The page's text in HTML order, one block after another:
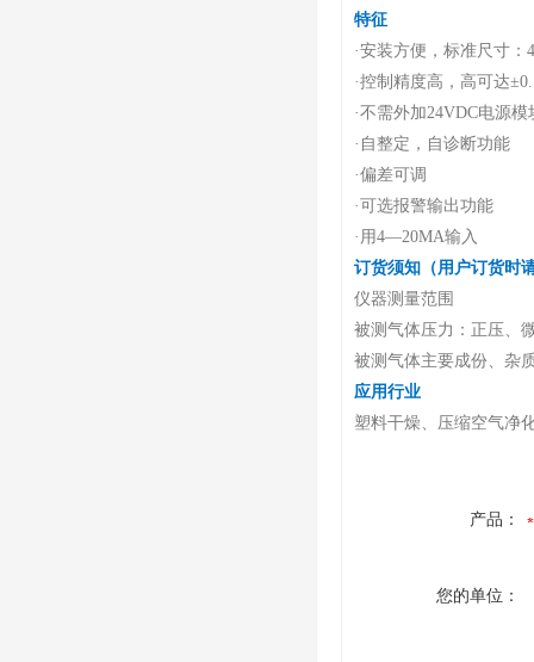
特征
·安装方便，标准尺寸：
·控制精度高，高可达
·不需外加24VDC电源模
· 自整定，自诊断功能
·偏差可调
·可选报警输出功能
· 用4—20MA输入
订货须知（用户订货时
仪器测量范围
被测气体压力：正压、
被测气体主要成份、杂
应用行业
塑料干燥、压缩空气净
产品：
您的单位：